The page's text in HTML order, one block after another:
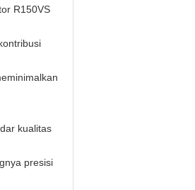
R150VS
kualitas
presisi